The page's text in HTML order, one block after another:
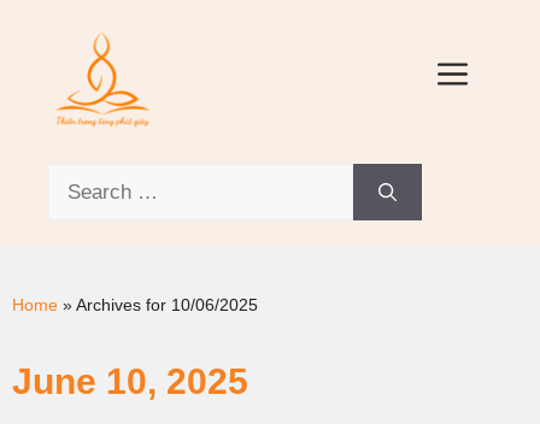
Home »Archives for 10/06/2025
June 10, 2025